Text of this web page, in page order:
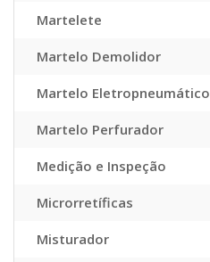
Martelete
Martelo Demolidor
Martelo Eletropneumático
Martelo Perfurador
Medição e Inspeção
Microrretíficas
Misturador